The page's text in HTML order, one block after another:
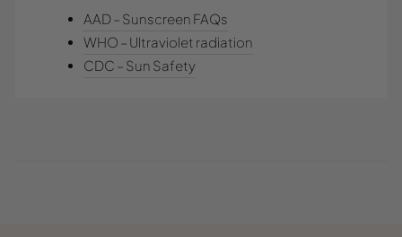
AAD – Sunscreen FAQs
WHO – Ultraviolet radiation
CDC – Sun Safety